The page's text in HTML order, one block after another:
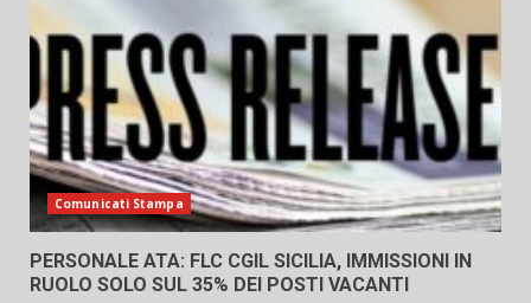
Comunicati Stampa
PERSONALE ATA: FLC CGIL SICILIA, IMMISSIONI IN
RUOLO SOLO SUL 35% DEI POSTI VACANTI